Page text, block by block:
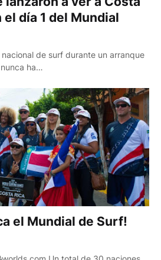
día 1 del Mundial
de surf durante un arranque
ha…
el Mundial de Surf!